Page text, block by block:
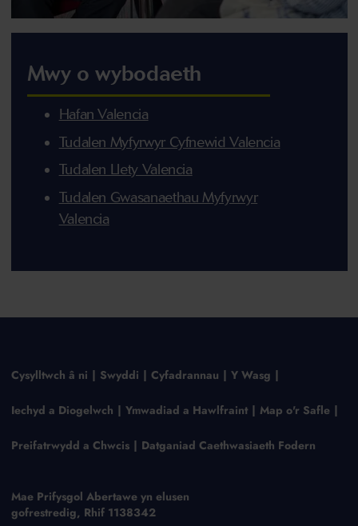
Mwy o wybodaeth
Hafan Valencia
Tudalen Myfyrwyr Cyfnewid Valencia
Tudalen Llety Valencia
Tudalen Gwasanaethau Myfyrwyr
Valencia
Cysylltwch â ni Swyddi Cyfadrannau Y Wasg
Iechyd a Diogelwch Ymwadiad a Hawlfraint Map o'r Safle
Preifatrwydd a Chwcis Datganiad Caethwasiaeth Fodern
Mae Prifysgol Abertawe yn elusen
gofrestredig, Rhif 1138342